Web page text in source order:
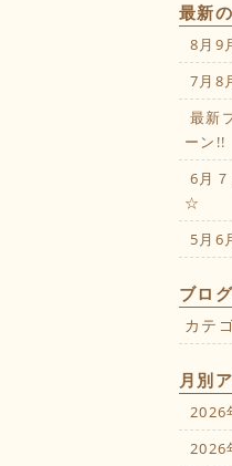
最新
8月9
7月8
最新
ーン!!
6月
☆
5月6
ブロ
カテ
月別
2026
2026